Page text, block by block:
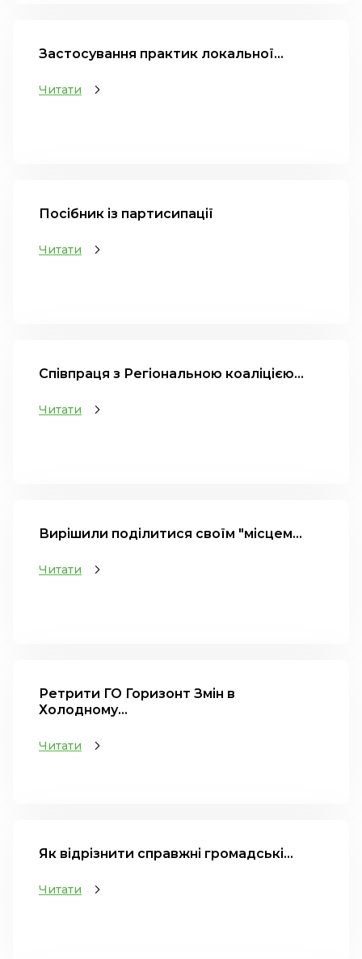
Застосування практик локальної...
Читати
Посібник із партисипації
Читати
Співпраця з Регіональною коаліцією...
Читати
Вирішили поділитися своїм "місцем...
Читати
Ретрити ГО Горизонт Змін в
Холодному...
Читати
Як відрізнити справжні громадські...
Читати